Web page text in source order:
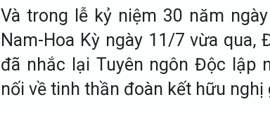
Và trong lễ kỷ niệm 30 năm
Nam-Hoa Kỳ ngày 11/7 vừa qua,
đã nhắc lại Tuyên ngôn Độc lập
nối về tinh thần đoàn kết hữu